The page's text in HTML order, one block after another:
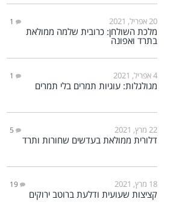
20 אפריל, 2021 1
מלכת השולחן: כרובית שלמה ממולאת
בתרד ואפונה
4 אפריל, 2021 1
מגולגלות: עוגיות תמרים בלי תמרים
22 מרץ, 2021 5
דלורית ממולאת בעדשים שחורות ותרד
18 מרץ, 2021 19
קציצות שעועית ודלעת ברוטב ירוקים